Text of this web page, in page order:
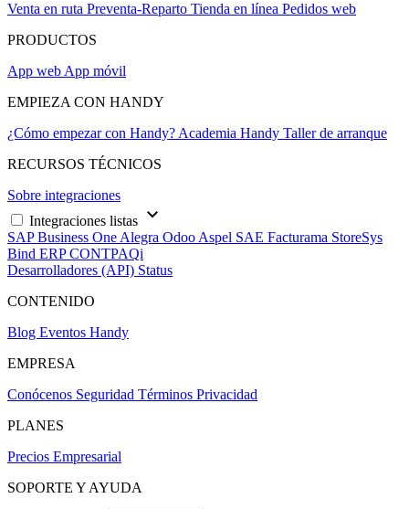
Venta en ruta Preventa-Reparto Tienda en línea Pedidos web
PRODUCTOS
App web App móvil
EMPIEZA CON HANDY
¿Cómo empezar con Handy? Academia Handy Taller de arranque
RECURSOS TÉCNICOS
Sobre integraciones
Integraciones listas keyboard_arrow_down
SAP Business One Alegra Odoo Aspel SAE Facturama StoreSys
Bind ERPCONTPAQi
Desarrolladores (API) Status
CONTENIDO
Blog Eventos Handy
EMPRESA
Conócenos Seguridad Términos Privacidad
PLANES
Precios Empresarial
SOPORTE Y AYUDA